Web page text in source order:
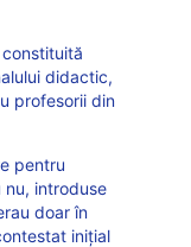
didactic,
profesorii din
pentru
introduse
doar în
inițial